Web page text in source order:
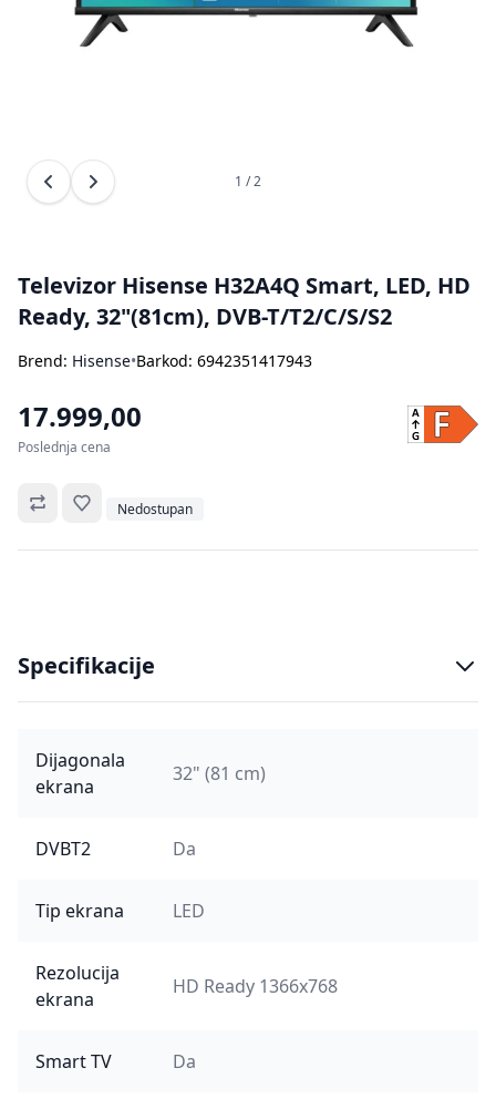
Prethodna slika
Sledeća slika 1 / 2
Televizor Hisense H32A4Q Smart, LED, HD
Ready, 32"(81cm), DVB-T/T2/C/S/S2
Brend: Hisense•Barkod: 6942351417943
17.999,00
Poslednja cena
OmiljenoNedostupan
Specifikacije
Dijagonala
ekrana
32" (81 cm)
DVBT2 Da
Tip ekrana LED
Rezolucija
ekrana
HD Ready 1366x768
Smart TV Da
Usisivači za pepeo
Ostali aparati za kuvanje i pečenje
Sokovnici
Štampači
Rasveta
Ručni frižideri